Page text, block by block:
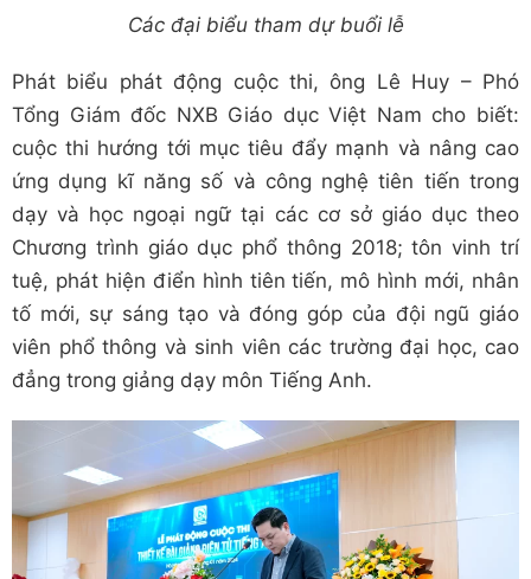
Các đại biểu tham dự buổi lễ
Phát biểu phát động cuộc thi, ông Lê Huy – Phó
Tổng Giám đốc NXB Giáo dục Việt Nam cho biết:
cuộc thi hướng tới mục tiêu đẩy mạnh và nâng cao
ứng dụng kĩ năng số và công nghệ tiên tiến trong
dạy và học ngoại ngữ tại các cơ sở giáo dục theo
Chương trình giáo dục phổ thông 2018; tôn vinh trí
tuệ, phát hiện điển hình tiên tiến, mô hình mới, nhân
tố mới, sự sáng tạo và đóng góp của đội ngũ giáo
viên phổ thông và sinh viên các trường đại học, cao
đẳng trong giảng dạy môn Tiếng Anh.